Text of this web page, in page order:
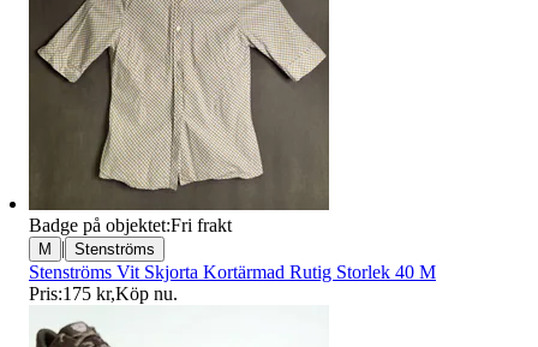
Badge på objektet:Fri frakt
M | Stenströms
Stenströms Vit Skjorta Kortärmad Rutig Storlek 40 M
Pris:175 kr,Köp nu.